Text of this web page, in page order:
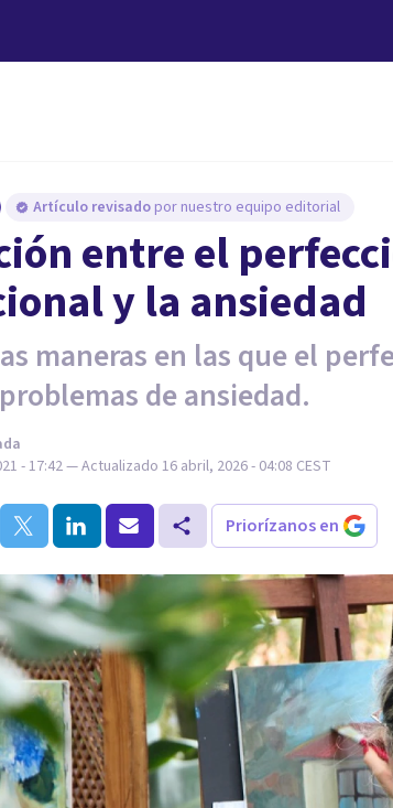
Artículo revisado por nuestro equipo editorial
entre el
y la ansiedad
maneras en las que el
de ansiedad.
- 17:42— Actualizado 16 abril, 2026 - 04:08 CEST
Priorízanos en